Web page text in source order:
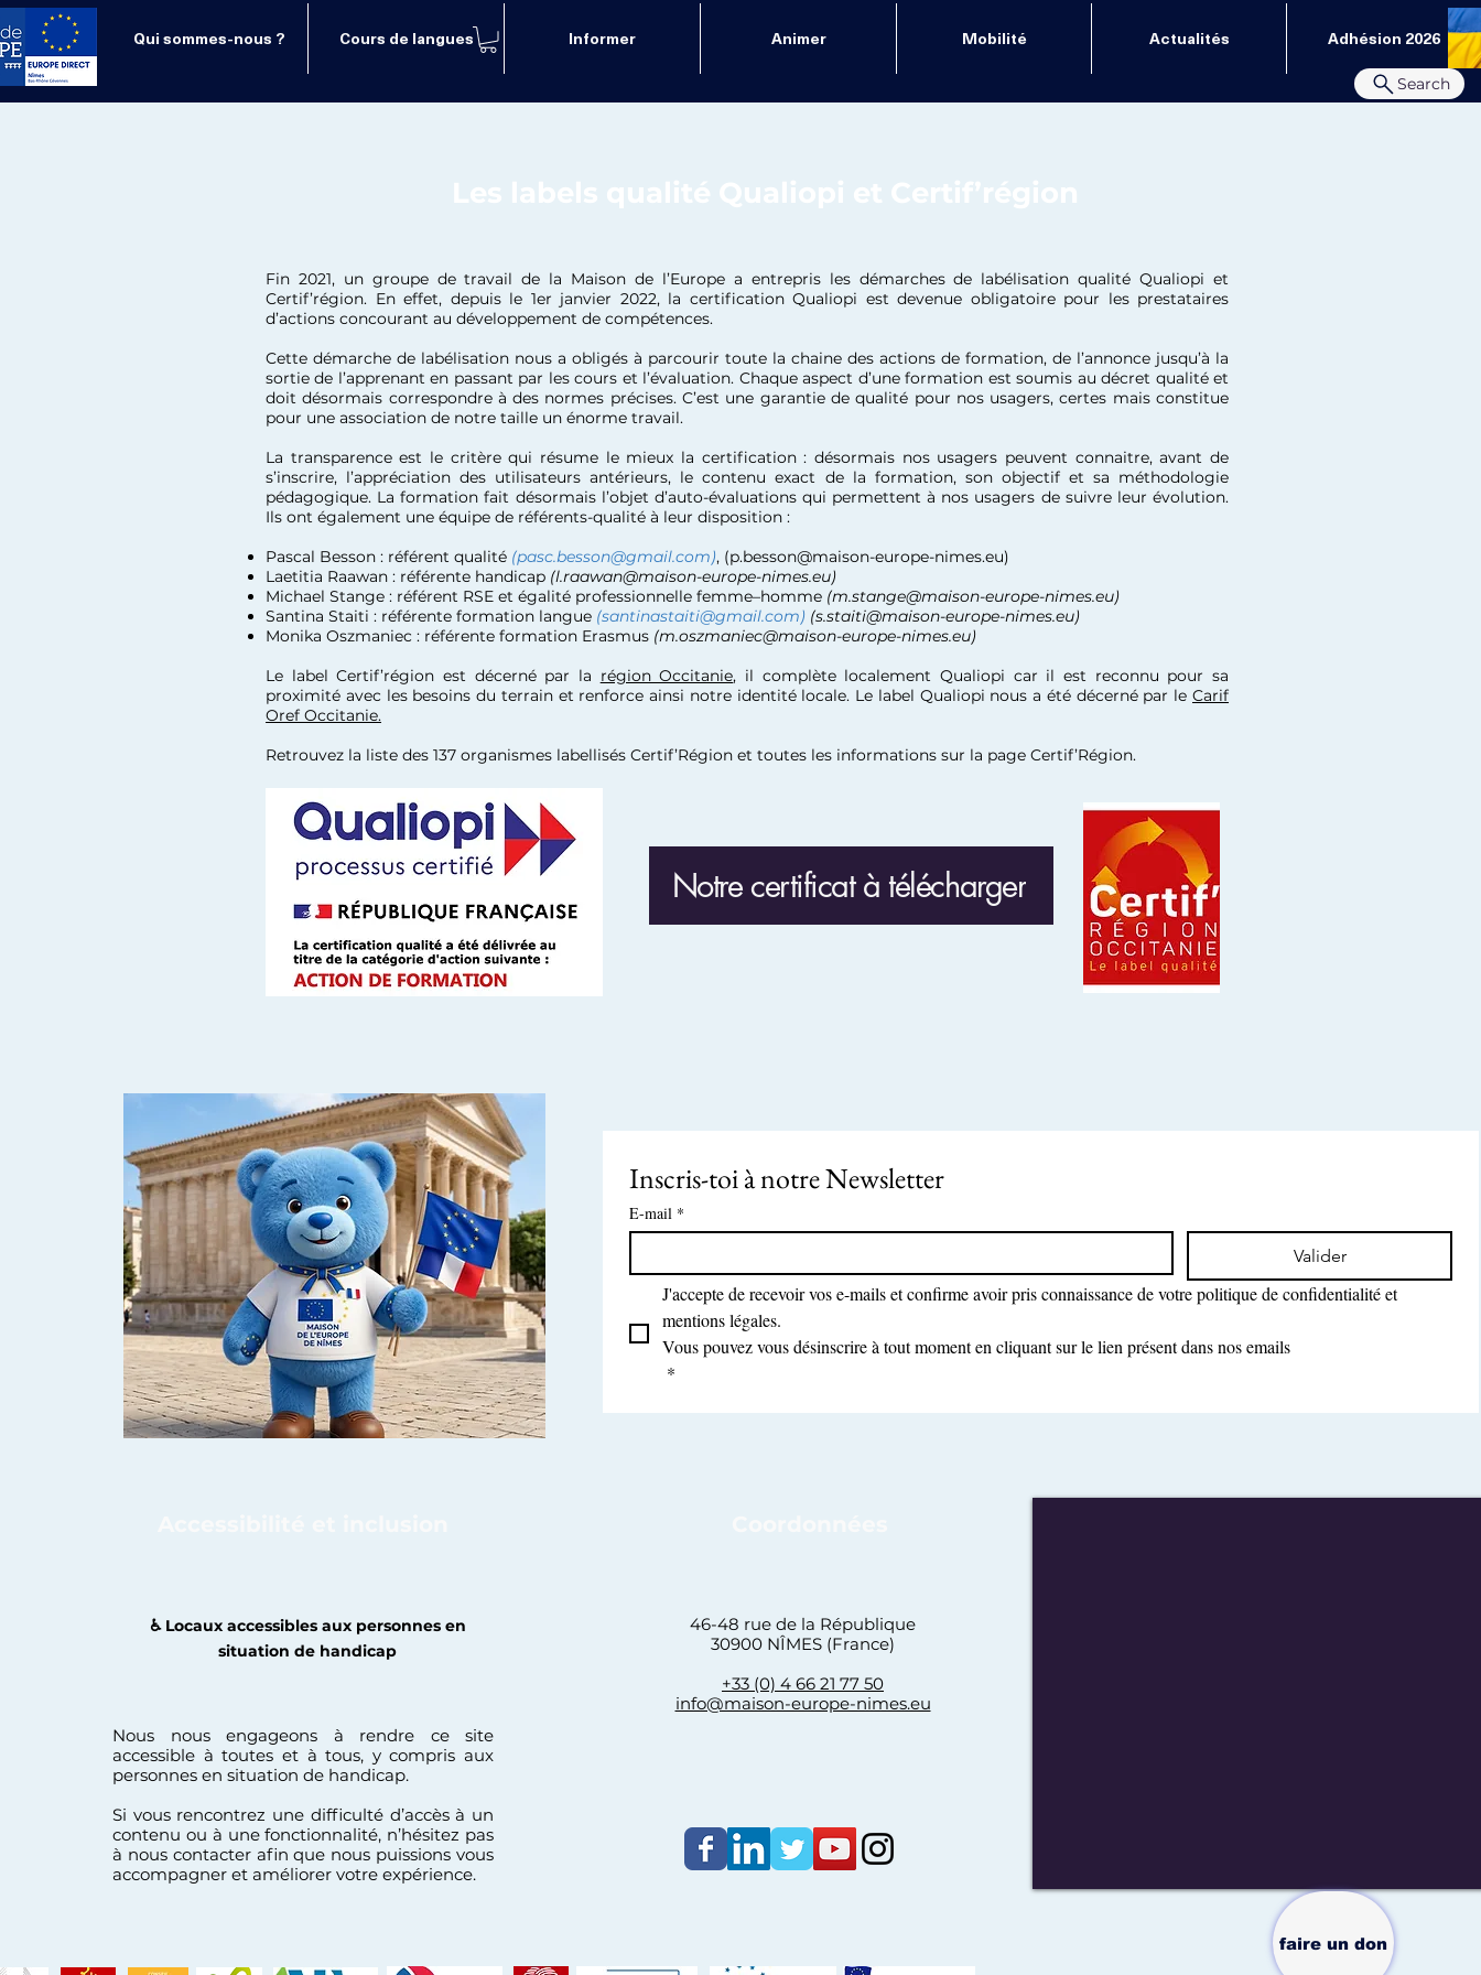
Search
Qui sommes-nous ? Cours de langues Informer Animer Mobilité Actualités Adhésion 2026
Fin 2021, un groupe de travail de la Maison de l’Europe a entrepris les démarches de labélisation qualité Qualiopi et
Certif’région. En effet, depuis le 1er janvier 2022, la certification Qualiopi est devenue obligatoire pour les prestataires
d’actions concourant au développement de compétences.
Cette démarche de labélisation nous a obligés à parcourir toute la chaine des actions de formation, de l’annonce jusqu’à la
sortie de l’apprenant en passant par les cours et l’évaluation. Chaque aspect d’une formation est soumis au décret qualité et
doit désormais correspondre à des normes précises. C’est une garantie de qualité pour nos usagers, certes mais constitue
pour une association de notre taille un énorme travail.
La transparence est le critère qui résume le mieux la certification : désormais nos usagers peuvent connaitre, avant de
s’inscrire, l’appréciation des utilisateurs antérieurs, le contenu exact de la formation, son objectif et sa méthodologie
pédagogique. La formation fait désormais l’objet d’auto-évaluations qui permettent à nos usagers de suivre leur évolution.
Ils ont également une équipe de référents-qualité à leur disposition :
Pascal Besson : référent qualité (pasc.besson@gmail.com), (p.besson@maison-europe-nimes.eu)
Laetitia Raawan : référente handicap (l.raawan@maison-europe-nimes.eu)
Michael Stange : référent RSE et égalité professionnelle femme–homme (m.stange@maison-europe-nimes.eu)
Santina Staiti : référente formation langue (santinastaiti@gmail.com) (s.staiti@maison-europe-nimes.eu)
Monika Oszmaniec : référente formation Erasmus (m.oszmaniec@maison-europe-nimes.eu)
Le label Certif’région est décerné par la région Occitanie, il complète localement Qualiopi car il est reconnu pour sa
proximité avec les besoins du terrain et renforce ainsi notre identité locale. Le label Qualiopi nous a été décerné par le Carif
Oref Occitanie.
Retrouvez la liste des 137 organismes labellisés Certif’Région et toutes les informations sur la page Certif’Région.
Notre certificat à télécharger
faire un don
♿️ Locaux accessibles aux personnes en
situation de handicap
Nous nous engageons à rendre ce site
accessible à toutes et à tous, y compris aux
personnes en situation de handicap.
Si vous rencontrez une difficulté d’accès à un
contenu ou à une fonctionnalité, n’hésitez pas
à nous contacter afin que nous puissions vous
accompagner et améliorer votre expérience.
Inscris-toi à notre Newsletter
E-mail *
Valider
J'accepte de recevoir vos e-mails et confirme avoir pris connaissance de votre politique de confidentialité et
mentions légales.
Vous pouvez vous désinscrire à tout moment en cliquant sur le lien présent dans nos emails
*
46-48 rue de la République
30900 NÎMES (France)
+33 (0) 4 66 21 77 50
info@maison-europe-nimes.eu